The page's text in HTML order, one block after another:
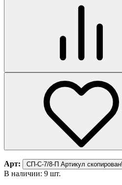
Арт: СП-С-7/8-П Артикул скопирован!
В наличии: 9 шт.